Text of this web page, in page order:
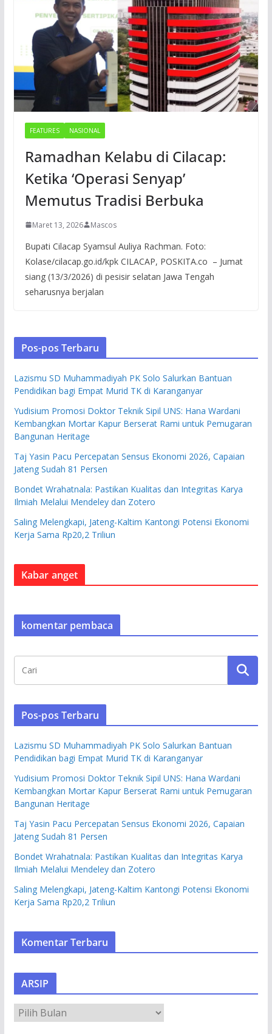
FEATURES NASIONAL
Ramadhan Kelabu di Cilacap:
Ketika ‘Operasi Senyap’
Memutus Tradisi Berbuka
Maret 13, 2026 Mascos
Bupati Cilacap Syamsul Auliya Rachman. Foto:
Kolase/cilacap.go.id/kpk CILACAP, POSKITA.co – Jumat
siang (13/3/2026) di pesisir selatan Jawa Tengah
seharusnya berjalan
Pos-pos Terbaru
Lazismu SD Muhammadiyah PK Solo Salurkan Bantuan
Pendidikan bagi Empat Murid TK di Karanganyar
Yudisium Promosi Doktor Teknik Sipil UNS: Hana Wardani
Kembangkan Mortar Kapur Berserat Rami untuk Pemugaran
Bangunan Heritage
Taj Yasin Pacu Percepatan Sensus Ekonomi 2026, Capaian
Jateng Sudah 81 Persen
Bondet Wrahatnala: Pastikan Kualitas dan Integritas Karya
Ilmiah Melalui Mendeley dan Zotero
Saling Melengkapi, Jateng-Kaltim Kantongi Potensi Ekonomi
Kerja Sama Rp20,2 Triliun
Kabar anget
komentar pembaca
Pos-pos Terbaru
Lazismu SD Muhammadiyah PK Solo Salurkan Bantuan
Pendidikan bagi Empat Murid TK di Karanganyar
Yudisium Promosi Doktor Teknik Sipil UNS: Hana Wardani
Kembangkan Mortar Kapur Berserat Rami untuk Pemugaran
Bangunan Heritage
Taj Yasin Pacu Percepatan Sensus Ekonomi 2026, Capaian
Jateng Sudah 81 Persen
Bondet Wrahatnala: Pastikan Kualitas dan Integritas Karya
Ilmiah Melalui Mendeley dan Zotero
Saling Melengkapi, Jateng-Kaltim Kantongi Potensi Ekonomi
Kerja Sama Rp20,2 Triliun
Komentar Terbaru
ARSIP
R